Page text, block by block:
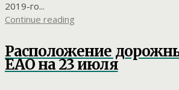
2019-го...
Continue reading
Расположение
ЕАО на 23 июля